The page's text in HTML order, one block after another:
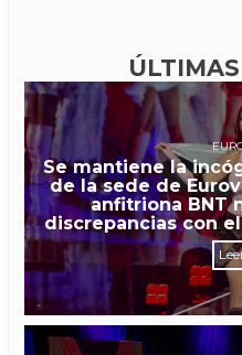
Se mantiene la
de la sede de
anfitriona BNT
discrepancias con